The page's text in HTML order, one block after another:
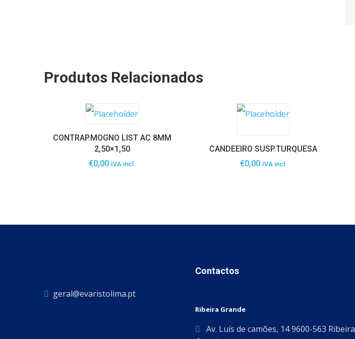
Produtos Relacionados
CONTRAP.MOGNO LIST AC 8MM
2,50×1,50
€0,00 IVA incl.
CANDEEIRO SUSP.TURQUESA
€0,00 IVA incl.
geral@evaristolima.pt
Contactos
Ribeira Grande
Av. Luís de camões, 14 9600-563 Ribeira